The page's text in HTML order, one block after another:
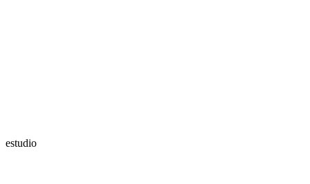
estudio